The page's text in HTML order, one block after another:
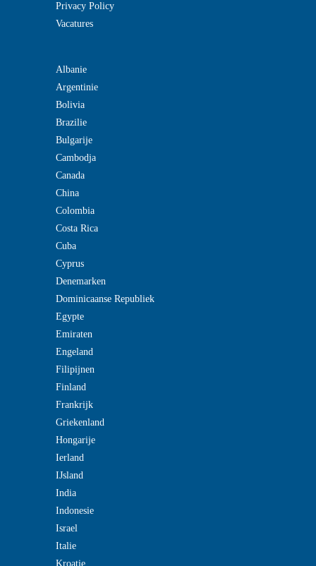
Privacy Policy
Vacatures
Albanie
Argentinie
Bolivia
Brazilie
Bulgarije
Cambodja
Canada
China
Colombia
Costa Rica
Cuba
Cyprus
Denemarken
Dominicaanse Republiek
Egypte
Emiraten
Engeland
Filipijnen
Finland
Frankrijk
Griekenland
Hongarije
Ierland
IJsland
India
Indonesie
Israel
Italie
Kroatie